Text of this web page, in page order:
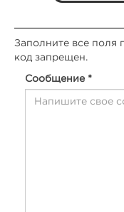
Заполните все поля
код запрещен.
Сообщение *